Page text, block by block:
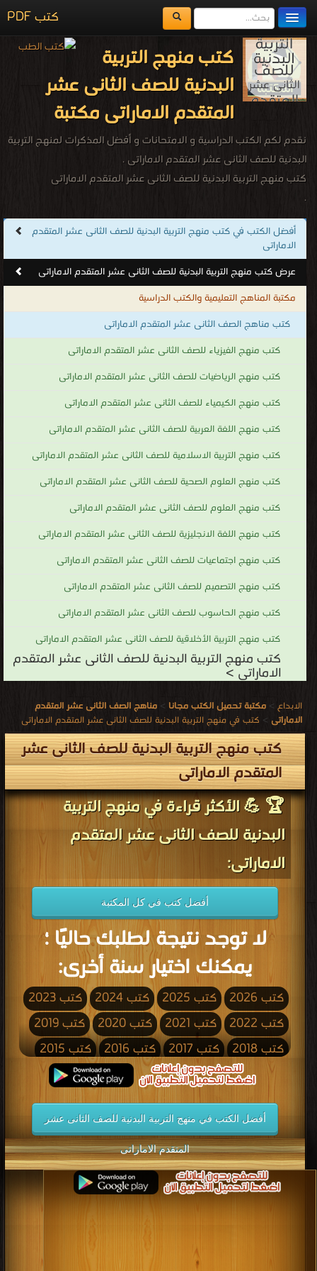
كتب PDF
مكتبة الكتب
المكتبات
يُقرأ حالياً
اضف كتاب
كتب منهج التربية
البدنية للصف الثانى عشر
المتقدم الاماراتى مكتبة
نقدم لكم الكتب الدراسية و الامتحانات و أفضل المذكرات لمنهج التربية
البدنية للصف الثانى عشر المتقدم الاماراتى .
كتب منهج التربية البدنية للصف الثانى عشر المتقدم الاماراتى
.
أفضل الكتب في كتب منهج التربية البدنية للصف الثانى عشر المتقدم
الاماراتى
عرض كتب منهج التربية البدنية للصف الثانى عشر المتقدم الاماراتى
مكتبة المناهج التعليمية والكتب الدراسية
كتب مناهج الصف الثانى عشر المتقدم الاماراتى
كتب منهج الفيزياء للصف الثانى عشر المتقدم الاماراتى
كتب منهج الرياضيات للصف الثانى عشر المتقدم الاماراتى
كتب منهج الكيمياء للصف الثانى عشر المتقدم الاماراتى
كتب منهج اللغة العربية للصف الثانى عشر المتقدم الاماراتى
كتب منهج التربية الاسلامية للصف الثانى عشر المتقدم الاماراتى
كتب منهج العلوم الصحية للصف الثانى عشر المتقدم الاماراتى
كتب منهج العلوم للصف الثانى عشر المتقدم الاماراتى
كتب منهج اللغة الانجليزية للصف الثانى عشر المتقدم الاماراتى
كتب منهج اجتماعيات للصف الثانى عشر المتقدم الاماراتى
كتب منهج التصميم للصف الثانى عشر المتقدم الاماراتى
كتب منهج الحاسوب للصف الثانى عشر المتقدم الاماراتى
كتب منهج التربية الأخلاقية للصف الثانى عشر المتقدم الاماراتى
كتب منهج التربية البدنية للصف الثانى عشر المتقدم
الاماراتى >
الابداع > مكتبة تحميل الكتب مجانا > مناهج الصف الثانى عشر المتقدم
الاماراتى > كتب في منهج التربية البدنية للصف الثانى عشر المتقدم الاماراتى
كتب منهج التربية البدنية للصف الثانى عشر
المتقدم الاماراتى
🏆 💪 الأكثر قراءة في منهج التربية
البدنية للصف الثانى عشر المتقدم
الاماراتى:
أفضل كتب في كل المكتبة
لا توجد نتيجة لطلبك حاليًا ؛
يمكنك اختيار سنة أخرى:
كتب 2026 كتب 2025 كتب 2024
كتب 2023
كتب 2022
كتب 2021 كتب 2020
كتب 2019
كتب 2018
كتب 2017 كتب 2016
كتب 2015
كتب 2014
كتب 2013 كتب 2012
كتب 2011
كتب 2010
كتب 2009 كتب 2008
كتب 2007
كتب 2006
كتب 2005 كتب 2004
كتب 2003
كتب 2002
كتب 2001 كتب 2000
كتب 1999
كتب 1998
كتب 1997 كتب 1996
كتب 1995
كتب 1994
كتب 1993 كتب 1992
كتب 1991
كتب 1985 كتب 1984
أفضل الكتب في منهج التربية البدنية للصف الثانى عشر
المتقدم الاماراتى